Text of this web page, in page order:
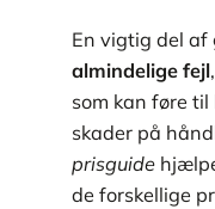
En vigtig del af
almindelige fejl
som kan føre
skader på
prisguide
de forskellige